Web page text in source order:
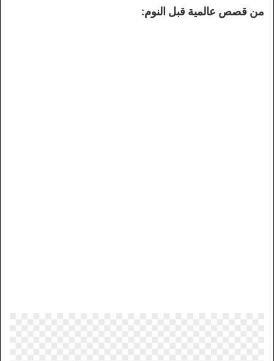
من قصص عالمية قبل النوم: